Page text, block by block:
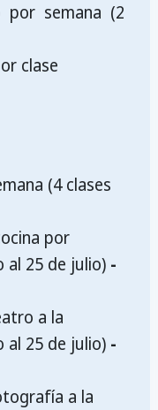
por semana (2
clase
(4 clases
por
al 25 de julio) -
a la
al 25 de julio) -
a la